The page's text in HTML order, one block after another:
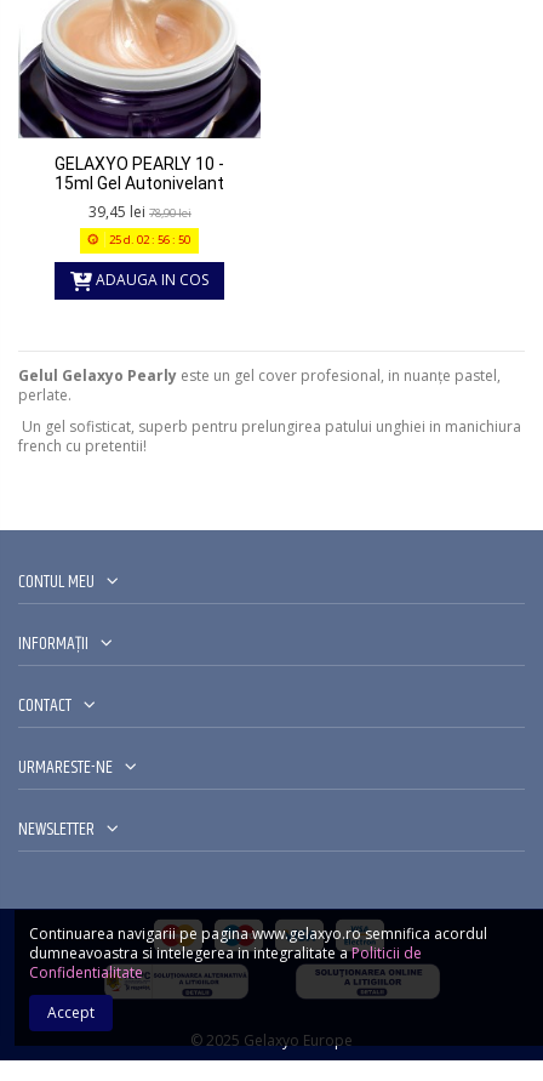
GELAXYO PEARLY 10 -
15ml Gel Autonivelant
39,45 lei 78,90 lei
25d. 02:56:50
ADAUGA IN COS
Gelul Gelaxyo Pearly este un gel cover profesional, in nuanțe pastel,
perlate.
Un gel sofisticat, superb pentru prelungirea patului unghiei in manichiura
french cu pretentii!
CONTUL MEU
INFORMAȚII
CONTACT
URMARESTE-NE
NEWSLETTER
© 2025 Gelaxyo Europe
Continuarea navigarii pe pagina www.gelaxyo.ro semnifica acordul
dumneavoastra si intelegerea in integralitate aPoliticii de
Confidentialitate
Accept